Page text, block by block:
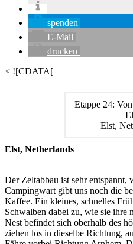
spenden
E-Mail
drucken
< ![CDATA[
Etappe 24:
Elst,
Elst, Netherlands
Der Zeltabbau ist sehr entspannt,
Campingwart gibt uns noch die
Kaffee. Ein kleines, schnelles
Schwalben dabei zu, wie sie ihre
Nest befindet sich oberhalb des
ziehen los in dieselbe Richtung,